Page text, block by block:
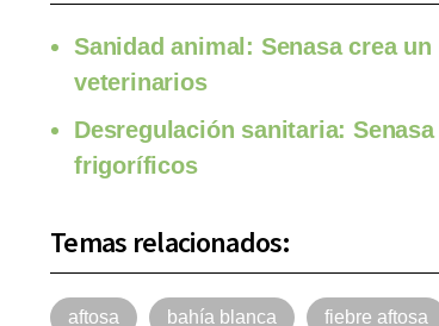
Sanidad animal: Senasa crea
veterinarios
Desregulación sanitaria:
frigoríficos
Temas relacionados:
aftosa bahía blanca fiebre aftosa